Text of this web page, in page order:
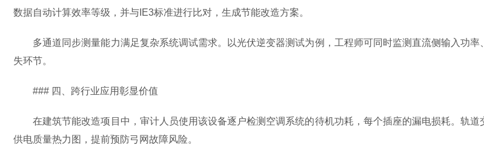
数据自动计算效率等级，并与IE3标准进行比对，生成节能改造方案。
多通道同步测量能力满足复杂系统调试需求。以光伏逆变器测试为例，工程师可同时监测直流侧输入功率
失环节。
### 四、跨行业应用彰显价值
在建筑节能改造项目中，审计人员使用该设备逐户检测空调系统的待机功耗，每个插座的漏电损耗。轨道
供电质量热力图，提前预防弓网故障风险。